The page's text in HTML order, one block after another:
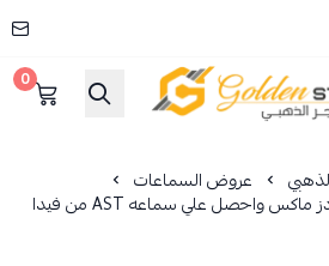
الذهبي
0
عروض السماعات
اشتري الان سماعه فيدا ايربودز ماكس واحصل علي سماعه AST من فيدا